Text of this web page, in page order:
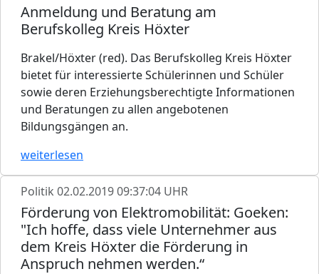
Anmeldung und Beratung am
Berufskolleg Kreis Höxter
Brakel/Höxter (red). Das Berufskolleg Kreis Höxter
bietet für interessierte Schülerinnen und Schüler
sowie deren Erziehungsberechtigte Informationen
und Beratungen zu allen angebotenen
Bildungsgängen an.
weiterlesen
Politik 02.02.2019 09:37:04 UHR
Förderung von Elektromobilität: Goeken:
"Ich hoffe, dass viele Unternehmer aus
dem Kreis Höxter die Förderung in
Anspruch nehmen werden.“